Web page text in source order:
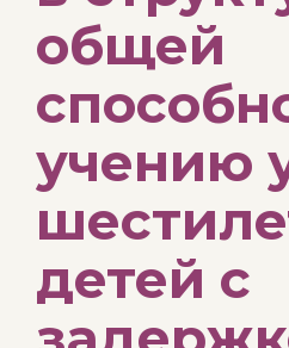
общей
учению
детей с